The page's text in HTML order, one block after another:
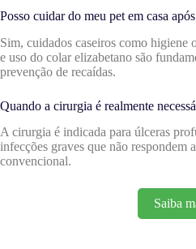
Posso cuidar do meu pet em casa
Sim, cuidados caseiros como higiene
e uso do colar elizabetano são
prevenção de recaídas.
Quando a cirurgia é realmente
A cirurgia é indicada para úlceras
infecções graves que não respondem
convencional.
Saiba